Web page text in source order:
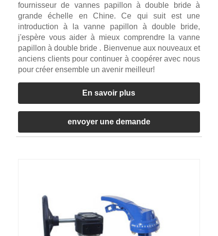
fournisseur de vannes papillon à double bride à
grande échelle en Chine. Ce qui suit est une
introduction à la vanne papillon à double bride,
j'espère vous aider à mieux comprendre la vanne
papillon à double bride . Bienvenue aux nouveaux et
anciens clients pour continuer à coopérer avec nous
pour créer ensemble un avenir meilleur!
En savoir plus
envoyer une demande